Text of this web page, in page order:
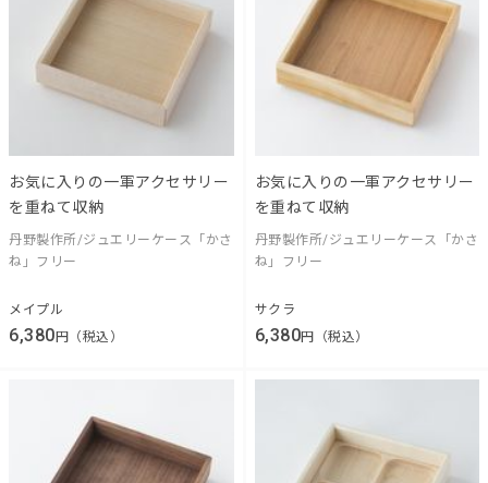
お気に入りの一軍アクセサリー
を重ねて収納
丹野製作所/ジュエリーケース「かさ
ね」フリー
メイプル
6,380 円（税込）
お気に入りの一軍アクセサリー
を重ねて収納
丹野製作所/ジュエリーケース「かさ
ね」フリー
サクラ
6,380円（税込）